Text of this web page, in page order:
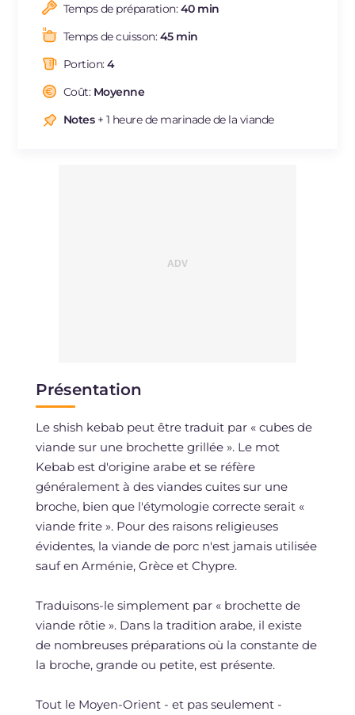
Protéine
Graisses
Fibre
Cholestérol
Sodium mg
Temps de préparation:40 min
Temps de cuisson:45 min
Portion:4
Coût: Moyenne
Notes+ 1 heure de marinade de la viande
Présentation
Le shish kebab peut être traduit par « cubes de
viande sur une brochette grillée ». Le mot
Kebab est d'origine arabe et se réfère
généralement à des viandes cuites sur une
broche, bien que l'étymologie correcte serait «
viande frite ». Pour des raisons religieuses
évidentes, la viande de porc n'est jamais utilisée
sauf en Arménie, Grèce et Chypre.
Traduisons-le simplement par « brochette de
viande rôtie ». Dans la tradition arabe, il existe
de nombreuses préparations où la constante de
la broche, grande ou petite, est présente.
Tout le Moyen-Orient - et pas seulement -